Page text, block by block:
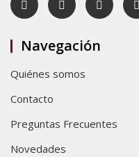
Navegación
Quiénes somos
Contacto
Preguntas Frecuentes
Novedades